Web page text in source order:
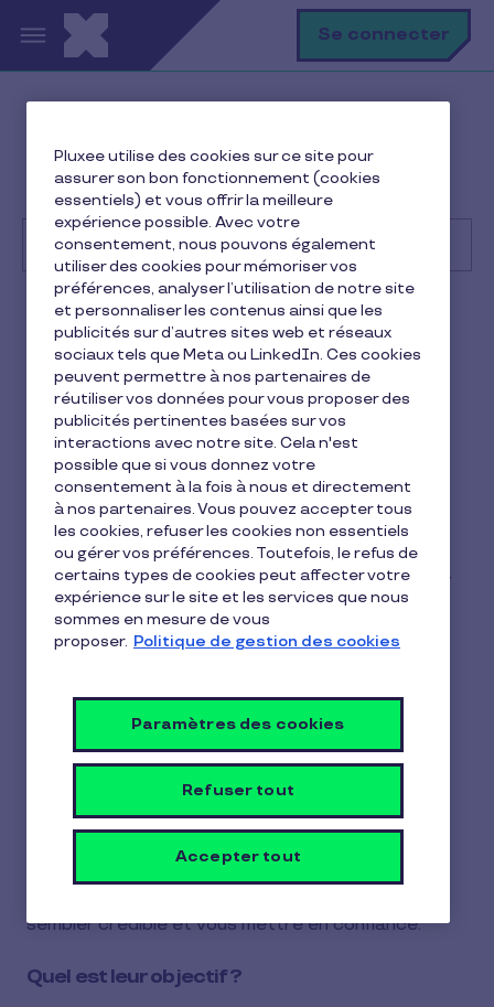
Aller au contenu principal Se connecter
Sécurité, confidentialité et législation
Qu'est-ce que le phishing ?
Recherche
Consommateur Pluxee Cadeaux
Qu'est-ce que le phishing ?
2 min de lecture 4 juin 2026
lecture
Le phishing, aussi appelé hameçonnage, est une
technique de fraude utilisée pour récupérer vos
informations personnelles ou bancaires.
Pour y parvenir, les fraudeurs se font passer pour
une organisation de confiance :
Une administration publique,
Une entreprise connue,
Ou même Pluxee Cadeaux.
Leurs messages imitent souvent parfaitement
l’identité visuelle de ces organismes : logo, nom,
sembler crédible et vous mettre en confiance.
Quel est leur objectif ?
Pluxee utilise des cookies sur ce site pour
assurer son bon fonctionnement (cookies
essentiels) et vous offrir la meilleure
expérience possible. Avec votre
consentement, nous pouvons également
utiliser des cookies pour mémoriser vos
préférences, analyser l’utilisation de notre site
et personnaliser les contenus ainsi que les
publicités sur d’autres sites web et réseaux
sociaux tels que Meta ou LinkedIn. Ces cookies
peuvent permettre à nos partenaires de
réutiliser vos données pour vous proposer des
publicités pertinentes basées sur vos
interactions avec notre site. Cela n'est
possible que si vous donnez votre
consentement à la fois à nous et directement
à nos partenaires. Vous pouvez accepter tous
les cookies, refuser les cookies non essentiels
ou gérer vos préférences. Toutefois, le refus de
certains types de cookies peut affecter votre
expérience sur le site et les services que nous
sommes en mesure de vous
proposer. Politique de gestion des cookies
Paramètres des cookies
Refuser tout
Accepter tout